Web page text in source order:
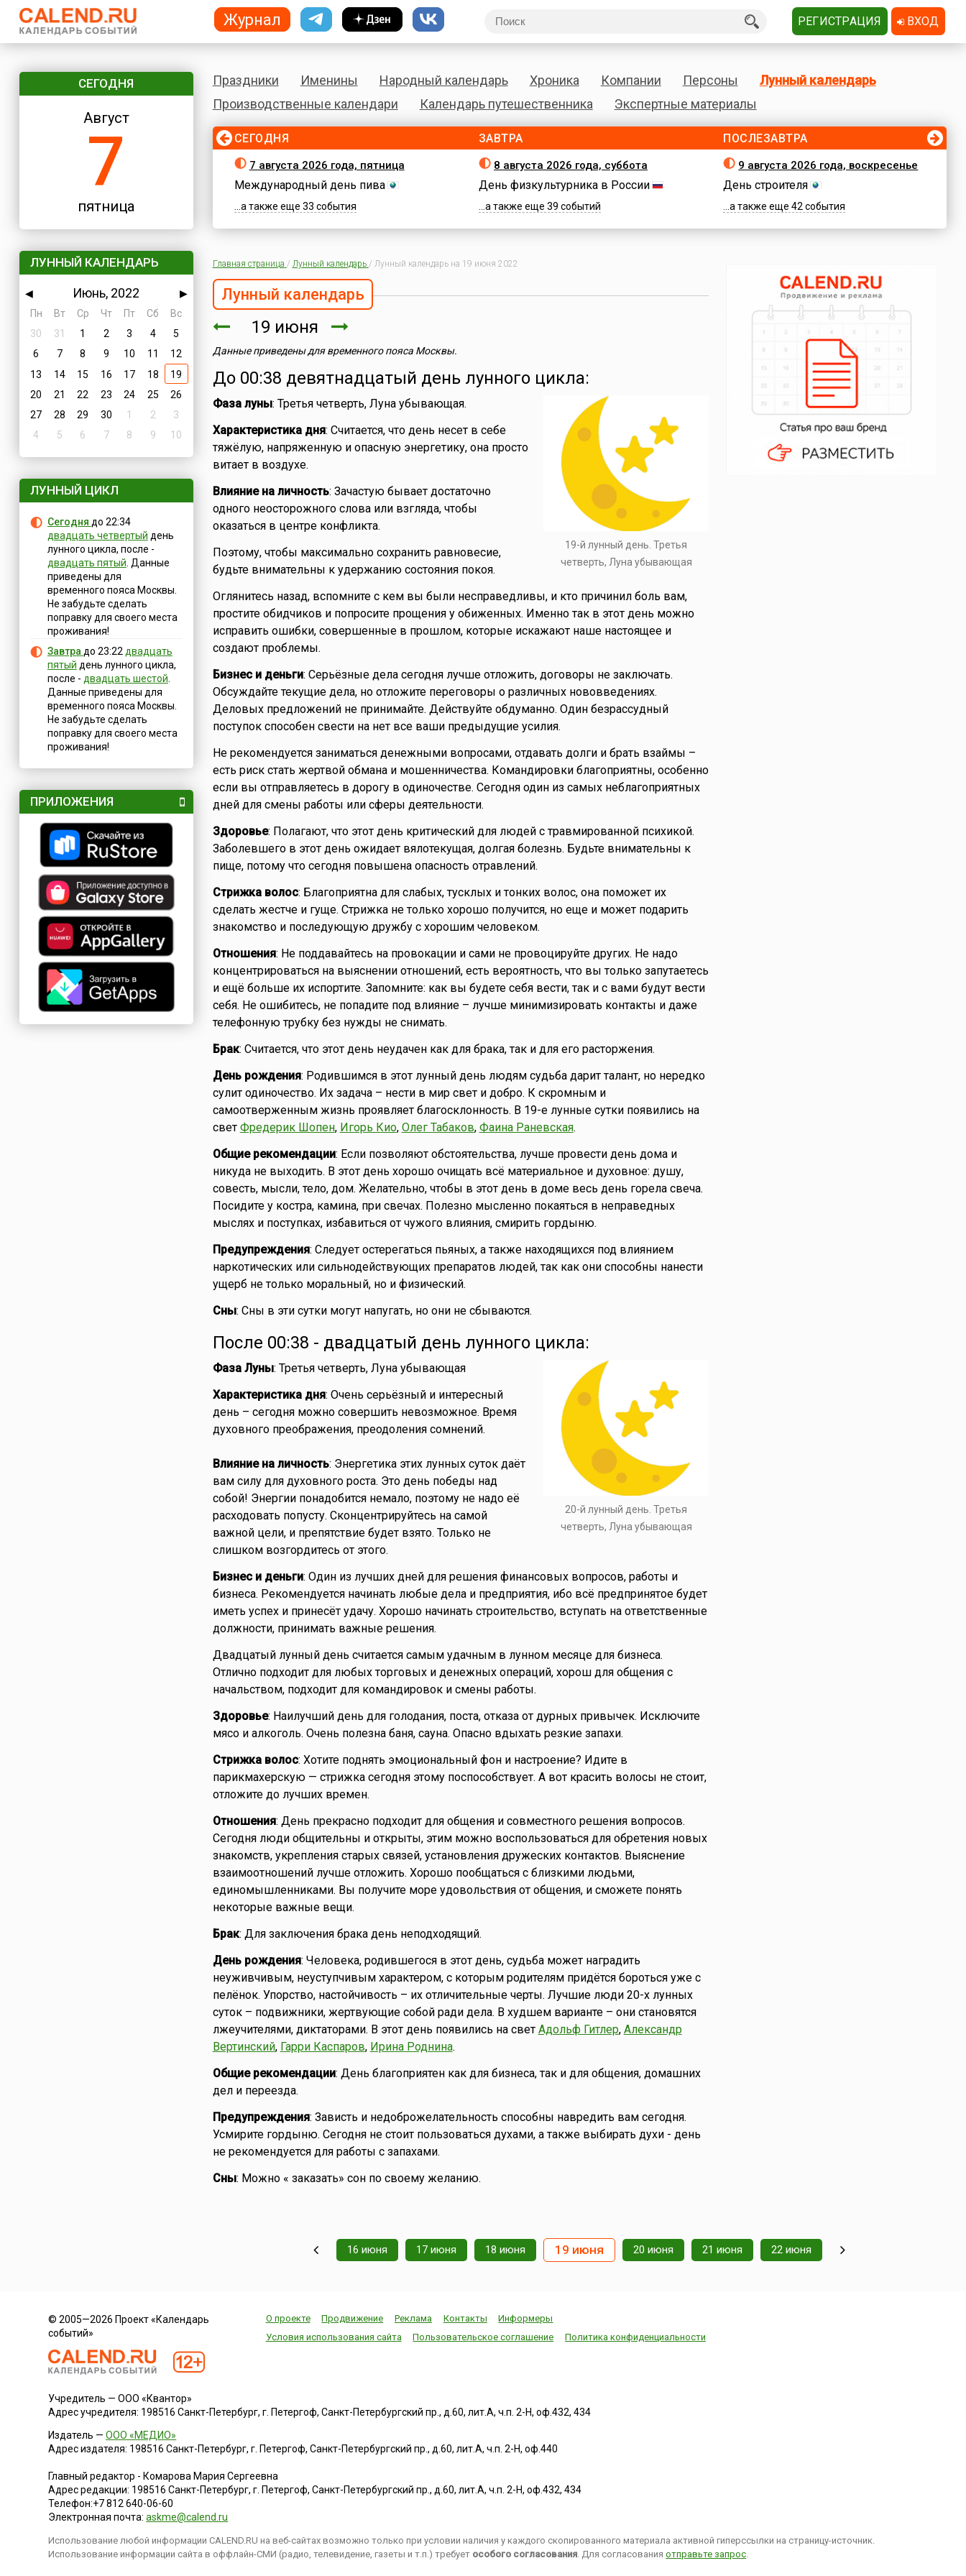
СЕГОДНЯ
Август
7
пятница
ЛУННЫЙ КАЛЕНДАРЬ
◀ Июнь, 2022
▶
Пн
Вт Ср Чт Пт Сб
Вс
30
31 1 2 3 4
5
6
7 8 9 10 11
12
13
14 15 16 17 18
19
20
21 22 23 24 25
26
27
28 29 30 1 2
3
4
5 6 7 8 9 10
ЛУННЫЙ ЦИКЛ
Сегодня до 22:34
двадцать четвертый день
лунного цикла, после -
двадцать пятый . Данные
приведены для
временного пояса Москвы.
Не забудьте сделать
поправку для своего места
проживания!
Завтра до 23:22 двадцать
пятый день лунного цикла,
после - двадцать шестой
Данные приведены для
временного пояса Москвы.
Не забудьте сделать
поправку для своего места
проживания!
ПРИЛОЖЕНИЯ
Праздники Именины Народный календарь Хроника Компании Персоны
Лунный календарь
Производственные календари
Календарь путешественника Экспертные материалы
СЕГОДНЯ
7 августа 2026 года, пятница
Международный день пива
...а также еще 33 события
ЗАВТРА
8 августа 2026 года, суббота
День физкультурника в России
...а также еще 39 событий
ПОСЛЕЗАВТРА
9 августа 2026 года, воскресенье
День строителя
...а также еще 42 события
Главная страница / Лунный календарь / Лунный календарь на 19 июня 2022
Лунный календарь
19 июня
Данные приведены для временного пояса Москвы.
До 00:38 девятнадцатый день лунного цикла:
19-й лунный день. Третья
четверть, Луна убывающая
Фаза луны: Третья четверть, Луна убывающая.
Характеристика дня: Считается, что день несет в себе
тяжёлую, напряженную и опасную энергетику, она просто
витает в воздухе.
Влияние на личность: Зачастую бывает достаточно
одного неосторожного слова или взгляда, чтобы
оказаться в центре конфликта.
Поэтому, чтобы максимально сохранить равновесие,
будьте внимательны к удержанию состояния покоя.
Оглянитесь назад, вспомните с кем вы были несправедливы, и кто причинил боль вам,
простите обидчиков и попросите прощения у обиженных. Именно так в этот день можно
исправить ошибки, совершенные в прошлом, которые искажают наше настоящее и
создают проблемы.
Бизнес и деньги: Серьёзные дела сегодня лучше отложить, договоры не заключать.
Обсуждайте текущие дела, но отложите переговоры о различных нововведениях.
Деловых предложений не принимайте. Действуйте обдуманно. Один безрассудный
поступок способен свести на нет все ваши предыдущие усилия.
Не рекомендуется заниматься денежными вопросами, отдавать долги и брать взаймы –
есть риск стать жертвой обмана и мошенничества. Командировки благоприятны, особенно
если вы отправляетесь в дорогу в одиночестве. Сегодня один из самых неблагоприятных
дней для смены работы или сферы деятельности.
Здоровье: Полагают, что этот день критический для людей с травмированной психикой.
Заболевшего в этот день ожидает вялотекущая, долгая болезнь. Будьте внимательны к
пище, потому что сегодня повышена опасность отравлений.
Стрижка волос: Благоприятна для слабых, тусклых и тонких волос, она поможет их
сделать жестче и гуще. Стрижка не только хорошо получится, но еще и может подарить
знакомство и последующую дружбу с хорошим человеком.
Отношения: Не поддавайтесь на провокации и сами не провоцируйте других. Не надо
концентрироваться на выяснении отношений, есть вероятность, что вы только запутаетесь
и ещё больше их испортите. Запомните: как вы будете себя вести, так и с вами будут вести
себя. Не ошибитесь, не попадите под влияние – лучше минимизировать контакты и даже
телефонную трубку без нужды не снимать.
Брак: Считается, что этот день неудачен как для брака, так и для его расторжения.
День рождения: Родившимся в этот лунный день людям судьба дарит талант, но нередко
сулит одиночество. Их задача – нести в мир свет и добро. К скромным и
самоотверженным жизнь проявляет благосклонность. В 19-е лунные сутки появились на
свет Фредерик Шопен, Игорь Кио, Олег Табаков, Фаина Раневская.
Общие рекомендации: Если позволяют обстоятельства, лучше провести день дома и
никуда не выходить. В этот день хорошо очищать всё материальное и духовное: душу,
совесть, мысли, тело, дом. Желательно, чтобы в этот день в доме весь день горела свеча.
Посидите у костра, камина, при свечах. Полезно мысленно покаяться в неправедных
мыслях и поступках, избавиться от чужого влияния, смирить гордыню.
Предупреждения: Следует остерегаться пьяных, а также находящихся под влиянием
наркотических или сильнодействующих препаратов людей, так как они способны нанести
ущерб не только моральный, но и физический.
Сны: Сны в эти сутки могут напугать, но они не сбываются.
После 00:38 - двадцатый день лунного цикла:
20-й лунный день. Третья
четверть, Луна убывающая
Фаза Луны: Третья четверть, Луна убывающая
Характеристика дня: Очень серьёзный и интересный
день – сегодня можно совершить невозможное. Время
духовного преображения, преодоления сомнений.
Влияние на личность: Энергетика этих лунных суток даёт
вам силу для духовного роста. Это день победы над
собой! Энергии понадобится немало, поэтому не надо её
расходовать попусту. Сконцентрируйтесь на самой
важной цели, и препятствие будет взято. Только не
слишком возгордитесь от этого.
Бизнес и деньги: Один из лучших дней для решения финансовых вопросов, работы и
бизнеса. Рекомендуется начинать любые дела и предприятия, ибо всё предпринятое будет
иметь успех и принесёт удачу. Хорошо начинать строительство, вступать на ответственные
должности, принимать важные решения.
Двадцатый лунный день считается самым удачным в лунном месяце для бизнеса.
Отлично подходит для любых торговых и денежных операций, хорош для общения с
начальством, подходит для командировок и смены работы.
Здоровье: Наилучший день для голодания, поста, отказа от дурных привычек. Исключите
мясо и алкоголь. Очень полезна баня, сауна. Опасно вдыхать резкие запахи.
Стрижка волос: Хотите поднять эмоциональный фон и настроение? Идите в
парикмахерскую — стрижка сегодня этому поспособствует. А вот красить волосы не стоит,
отложите до лучших времен.
Отношения: День прекрасно подходит для общения и совместного решения вопросов.
Сегодня люди общительны и открыты, этим можно воспользоваться для обретения новых
знакомств, укрепления старых связей, установления дружеских контактов. Выяснение
взаимоотношений лучше отложить. Хорошо пообщаться с близкими людьми,
единомышленниками. Вы получите море удовольствия от общения, и сможете понять
некоторые важные вещи.
Брак: Для заключения брака день неподходящий.
День рождения: Человека, родившегося в этот день, судьба может наградить
неуживчивым, неуступчивым характером, с которым родителям придётся бороться уже с
пелёнок. Упорство, настойчивость – их отличительные черты. Лучшие люди 20-х лунных
суток – подвижники, жертвующие собой ради дела. В худшем варианте – они становятся
лжеучителями, диктаторами. В этот день появились на свет Адольф Гитлер, Александр
Вертинский, Гарри Каспаров, Ирина Роднина.
Общие рекомендации: День благоприятен как для бизнеса, так и для общения, домашних
дел и переезда.
Предупреждения: Зависть и недоброжелательность способны навредить вам сегодня.
Усмирите гордыню. Сегодня не стоит пользоваться духами, а также выбирать духи - день
не рекомендуется для работы с запахами.
Сны: Можно « заказать» сон по своему желанию.
16 июня 17 июня 18 июня 19 июня 20 июня 21 июня 22 июня
© 2005—2026 Проект «Календарь
событий»
О проекте Продвижение Реклама Контакты
Информеры
Условия использования сайта
Пользовательское соглашение Политика конфиденциальности
Учредитель — ООО «Квантор»
Адрес учредителя: 198516 Санкт-Петербург, г. Петергоф, Санкт-Петербургский пр., д.60, лит.А, ч.п. 2-Н, оф.432, 434
Издатель —ООО «МЕДИО»
Адрес издателя: 198516 Санкт-Петербург, г. Петергоф, Санкт-Петербургский пр., д.60, лит.А, ч.п. 2-Н, оф.440
Главный редактор - Комарова Мария Сергеевна
Адрес редакции: 198516 Санкт-Петербург, г. Петергоф,Санкт-Петербургский пр., д.60, лит.А, ч.п. 2-Н, оф.432, 434
Телефон:+7 812 640-06-60
Электронная почта:askme@calend.ru
Использование любой информации CALEND.RU на веб-сайтах возможно только при условии наличия у каждого скопированного материала активной гиперссылки на страницу-источник.
Использование информации сайта в оффлайн-СМИ (радио, телевидение, газеты и т.п.) требует особого согласования. Для согласованияотправьте запрос.
Журнал РЕГИСТРАЦИЯ ВХОД